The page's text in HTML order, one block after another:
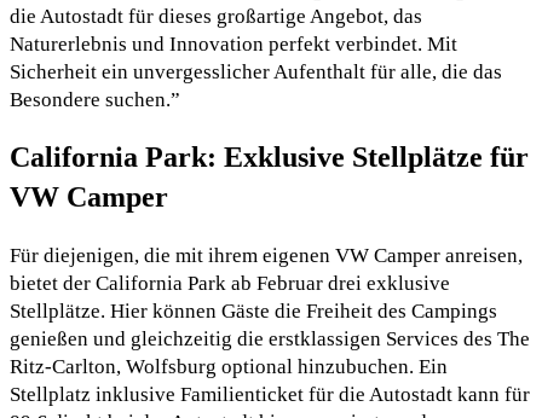
die Autostadt für dieses großartige Angebot, das
Naturerlebnis und Innovation perfekt verbindet. Mit
Sicherheit ein unvergesslicher Aufenthalt für alle, die das
Besondere suchen.”
California Park: Exklusive Stellplätze für
VW Camper
Für diejenigen, die mit ihrem eigenen VW Camper anreisen,
bietet der California Park ab Februar drei exklusive
Stellplätze. Hier können Gäste die Freiheit des Campings
genießen und gleichzeitig die erstklassigen Services des The
Ritz-Carlton, Wolfsburg optional hinzubuchen. Ein
Stellplatz inklusive Familienticket für die Autostadt kann für